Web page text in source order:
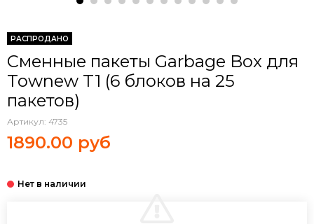
РАСПРОДАНО
Сменные пакеты Garbage Box для
Townew T1 (6 блоков на 25
пакетов)
Артикул: 4735
1890.00 руб